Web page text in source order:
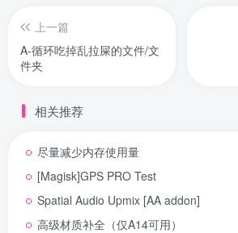
上一篇
A-循环吃掉乱拉屎的文件/文
件夹
相关推荐
尽量减少内存使用量
[Magisk]GPS PRO Test
Spatial Audio Upmix [AA addon]
高级材质补全（仅A14可用）